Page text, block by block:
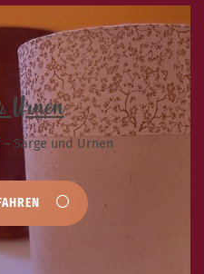
Urnen
Särge und Urnen